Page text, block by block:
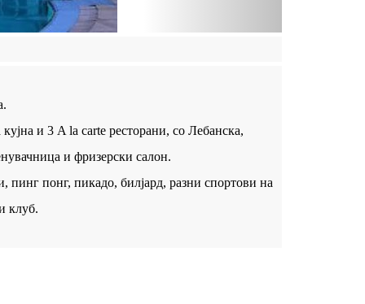
и 3 A la carte ресторани, со Лебанска,
и фризерски салон.
пинг понг, пикадо, билјард, разни спортови на
клуб.